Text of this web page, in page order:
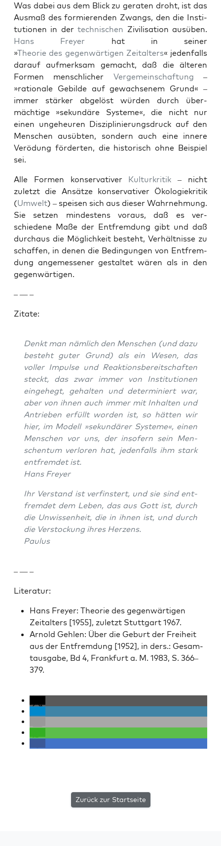
Was dabei aus dem Blick zu ger­at­en dro­ht, ist das
Aus­maß des formieren­den Zwangs, den die Insti­
tu­tio­nen in dertech­nis­chen Zivil­i­sa­tion ausüben.
Hans Frey­er hat in sein­er
»The­o­rie des gegen­wär­ti­gen Zeital­ters« jeden­falls
darauf aufmerk­sam gemacht, daß die älteren
For­men men­schlich­er Verge­mein­schaf­tung –
»ratio­nale Gebilde auf gewach­sen­em Grund« –
immer stärk­er abgelöst wür­den durch über­
mächtige »sekundäre Sys­teme«, die nicht nur
einen unge­heuren Diszi­plin­ierungs­druck auf den
Men­schen ausübten, son­dern auch eine innere
Verö­dung förderten, die his­torisch ohne Beispiel
sei.
Alle For­men kon­ser­v­a­tiv­er Kul­turkri­tik – nicht
zulet­zt die Ansätze kon­ser­v­a­tiv­er Ökolo­giekri­tik
(Umwelt) – speisen sich aus dieser Wahrnehmung.
Sie set­zen min­destens voraus, daß es ver­
schiedene Maße der Ent­frem­dung gibt und daß
dur­chaus die Möglichkeit beste­ht, Ver­hält­nisse zu
schaf­fen, in denen die Bedin­gun­gen von Ent­frem­
dung angemessen­er gestal­tet wären als in den
gegen­wär­ti­gen.
– — –
Zitate:
Denkt man näm­lich den Men­schen (und dazu
beste­ht guter Grund) als ein Wesen, das
voller Impulse und Reak­tions­bere­itschaften
steckt, das zwar immer von Insti­tu­tio­nen
einge­hegt, gehal­ten und deter­miniert war,
aber von ihnen auch immer mit Inhal­ten und
Antrieben erfüllt wor­den ist, so hät­ten wir
hier, im Mod­ell »sekundär­er Sys­teme«, einen
Men­schen vor uns, der insofern sein Men­
schen­tum ver­loren hat, jeden­falls ihm stark
ent­fremdet ist.
Hans Frey­er
Ihr Ver­stand ist verfin­stert, und sie sind ent­
fremdet dem Leben, das aus Gott ist, durch
die Unwis­senheit, die in ihnen ist, und durch
die Ver­stock­ung ihres Herzens.
Paulus
– — –
Lit­er­atur:
Hans Frey­er: The­o­rie des gegen­wär­ti­gen
Zeital­ters [1955], zulet­zt Stuttgart 1967.
Arnold Gehlen: Über die Geburt der Frei­heit
aus der Ent­frem­dung [1952], in ders.: Gesam­
taus­gabe, Bd 4, Frank­furt a. M. 1983, S. 366–
379.
Zurück zur Startseite